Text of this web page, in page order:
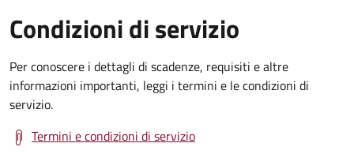
Condizioni di servizio
Per conoscere i dettagli di scadenze, requisiti e altre
informazioni importanti, leggi i termini e le condizioni di
servizio.
Termini e condizioni di servizio